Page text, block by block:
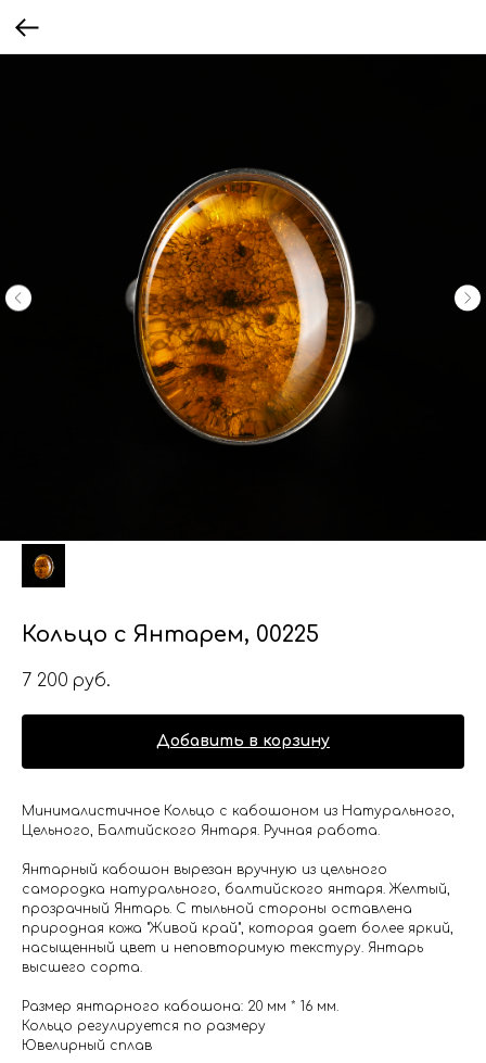
Кольцо с Янтарем, 00225
7 200 руб.
Добавить в корзину
Минималистичное Кольцо с кабошоном из Натурального,
Цельного, Балтийского Янтаря. Ручная работа.
Янтарный кабошон вырезан вручную из цельного
самородка натурального, балтийского янтаря. Желтый,
прозрачный Янтарь. С тыльной стороны оставлена
природная кожа "Живой край", которая дает более яркий,
насыщенный цвет и неповторимую текстуру. Янтарь
высшего сорта.
Размер янтарного кабошона: 20 мм * 16 мм.
Кольцо регулируется по размеру
Ювелирный сплав